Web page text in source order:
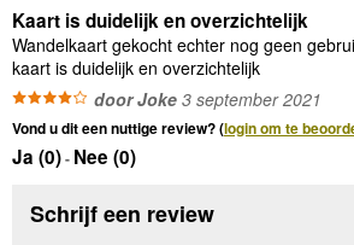
Kaart is duidelijk en overzichtelijk
Wandelkaart gekocht echter nog geen
kaart is duidelijk en overzichtelijk
door Joke 3 september 2021
Vond u dit een nuttige review? (login om te
Ja (0)- Nee (0)
Schrijf een review